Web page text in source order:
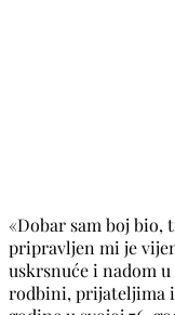
«Dobar sam boj bio,
pripravljen mi je
uskrsnuće i nadom
rodbini, prijateljima i